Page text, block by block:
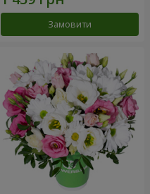
Замовити